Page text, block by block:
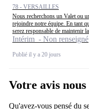
78 - VERSAILLES
Nous recherchons un Valet ou
rejoindre notre équipe. En tant
serez responsable de maintenir
Intérim - Non renseigné
Publié il y a 20 jours
Votre avis nous
Qu'avez-vous pensé du